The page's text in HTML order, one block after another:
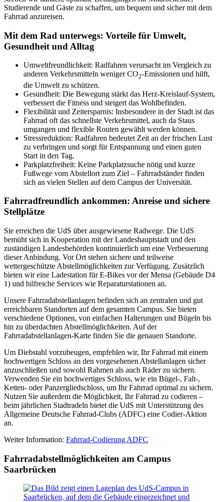
Studierende und Gäste zu schaffen, um bequem und sicher mit dem
Fahrrad anzureisen.
Mit dem Rad unterwegs: Vorteile für Umwelt,
Gesundheit und Alltag
Umweltfreundlichkeit: Radfahren verursacht im Vergleich zu
anderen Verkehrsmitteln weniger CO2-Emissionen und hilft,
die Umwelt zu schützen.
Gesundheit: Die Bewegung stärkt das Herz-Kreislauf-System,
verbessert die Fitness und steigert das Wohlbefinden.
Flexibilität und Zeitersparnis: Insbesondere in der Stadt ist das
Fahrrad oft das schnellste Verkehrsmittel, auch da Staus
umgangen und flexible Routen gewählt werden können.
Stressreduktion: Radfahren bedeutet Zeit an der frischen Lust
zu verbringen und sorgt für Entspannung und einen guten
Start in den Tag.
Parkplatzfreiheit: Keine Parkplatzsuche nötig und kurze
Fußwege vom Abstellort zum Ziel – Fahrradständer finden
sich an vielen Stellen auf dem Campus der Universität.
Fahrradfreundlich ankommen: Anreise und sichere
Stellplätze
Sie erreichen die UdS über ausgewiesene Radwege. Die UdS
bemüht sich in Kooperation mit der Landeshauptstadt und den
zuständigen Landesbehörden kontinuierlich um eine Verbesserung
dieser Anbindung. Vor Ort stehen sichere und teilweise
wettergeschützte Abstellmöglichkeiten zur Verfügung. Zusätzlich
bieten wir eine Ladestation für E-Bikes vor der Mensa (Gebäude D4
1) und hilfreiche Services wie Reparaturstationen an.
Unsere Fahrradabstellanlagen befinden sich an zentralen und gut
erreichbaren Standorten auf dem gesamten Campus. Sie bieten
verschiedene Optionen, von einfachen Halterungen und Bügeln bis
hin zu überdachten Abstellmöglichkeiten. Auf der
Fahrradabstellanlagen-Karte finden Sie die genauen Standorte.
Um Diebstahl vorzubeugen, empfehlen wir, Ihr Fahrrad mit einem
hochwertigen Schloss an den vorgesehenen Abstellanlagen sicher
anzuschließen und sowohl Rahmen als auch Räder zu sichern.
Verwenden Sie ein hochwertiges Schloss, wie ein Bügel-, Falt-,
Ketten- oder Panzergliedschloss, um Ihr Fahrrad optimal zu sichern.
Nutzen Sie außerdem die Möglichkeit, Ihr Fahrrad zu codieren –
beim jährlichen Stadtradeln bietet die UdS mit Unterstützung des
Allgemeine Deutsche Fahrrad-Clubs (ADFC) eine Codier-Aktion
an.
Weiter Information: Fahrrad-Codierung ADFC
Fahrradabstellmöglichkeiten am Campus
Saarbrücken